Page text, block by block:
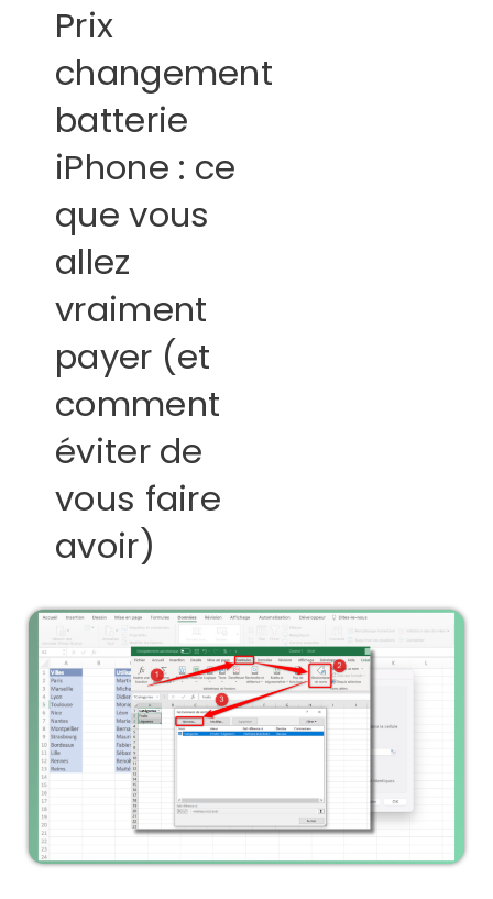
Prix
changement
batterie
iPhone : ce
que vous
allez
vraiment
payer (et
comment
éviter de
vous faire
avoir)